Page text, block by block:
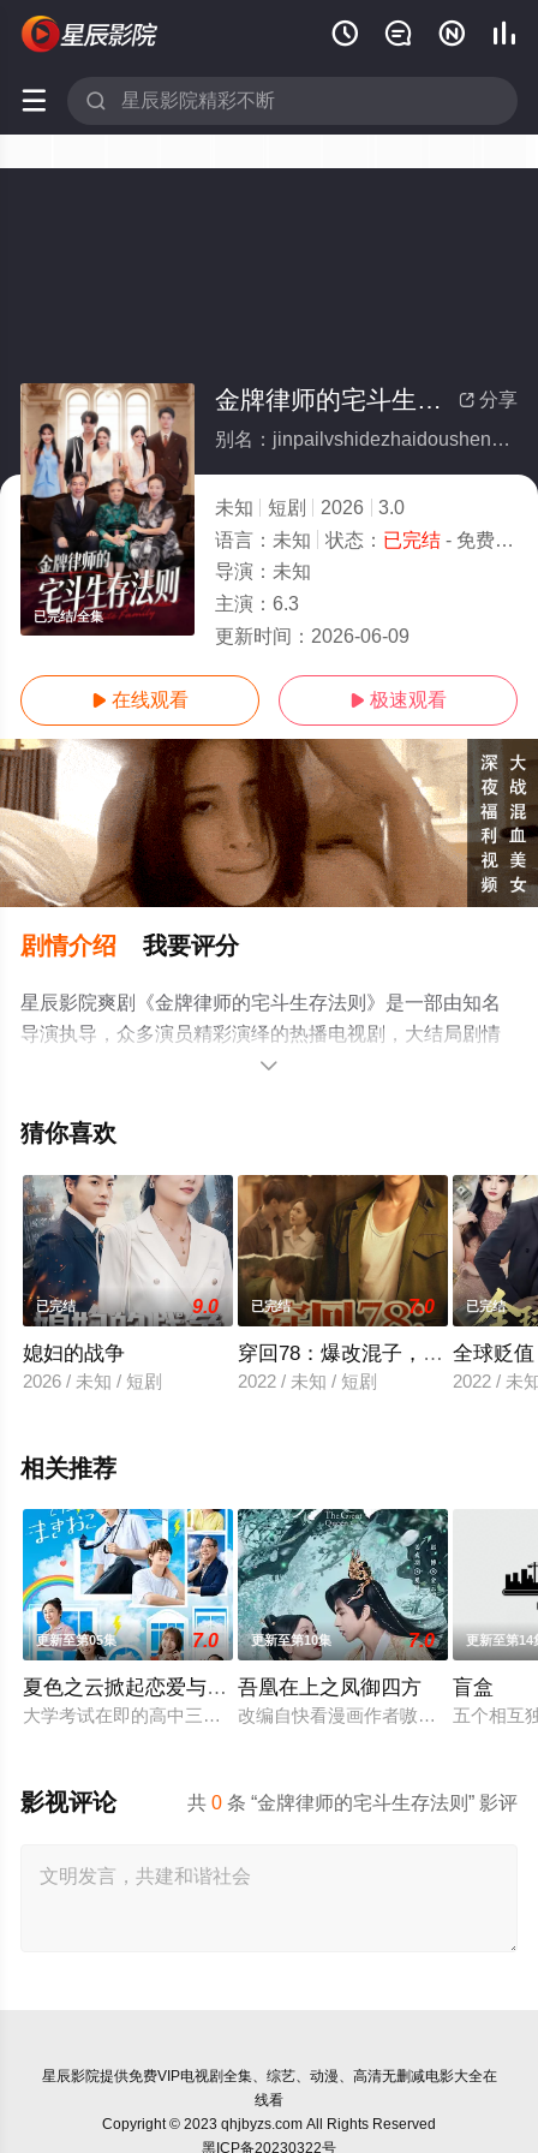
   
 
已完结/全集
 分享
金牌律师的宅斗生存法则(全集)
别名：jinpailvshidezhaidoushengcunfaze
未知 短剧 2026
3.0
语言： 未知 状态： 已完结- 免费在线观看
导演： 未知
主演： 6.3
更新时间： 2026-06-09
 在线观看  极速观看
剧情介绍 我要评分
星辰影院爽剧《金牌律师的宅斗生存法则》是一部由知名
导演执导，众多演员精彩演绎的热播电视剧，大结局剧情
已揭晓（已完结），手机免费观看高清未删减完整版电视
剧情信息可移步至豆瓣电视剧、电视猫或剧情网等平台了

猜你喜欢
已完结 9.0
媳妇的战争
2026 / 未知 / 短剧
已完结 7.0
穿回78：爆改混子，宠妻女带飞
2022 / 未知 / 短剧
已完结
全球贬
2022 / 未
相关推荐
更新至第05集 7.0
夏色之云掀起恋爱与风暴
大学考试在即的高中三年级生武宫夏辉（深田龙生饰），在经
更新至第10集 7.0
吾凰在上之凤御四方
改编自快看漫画作者嗷小泽的独家连
更新至第14
盲盒
五个相互
共0 条 “金牌律师的宅斗生存法则” 影评
影视评论
星辰影院提供免费VIP电视剧全集、综艺、动漫、高清无删减电影大全在
线看
Copyright © 2023 qhjbyzs.com All Rights Reserved
黑ICP备20230322号